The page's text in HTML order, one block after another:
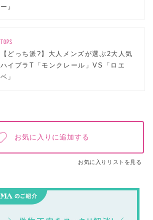
ー』
TOPS
【どっち派?】大人メンズが選ぶ2大人気
ハイブラT「モンクレール」VS「ロエ
ベ」
お気に入りに追加する
お気に入りリストを見る